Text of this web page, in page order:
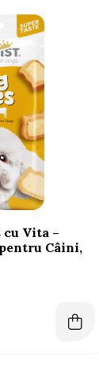
Vita –
Câini,